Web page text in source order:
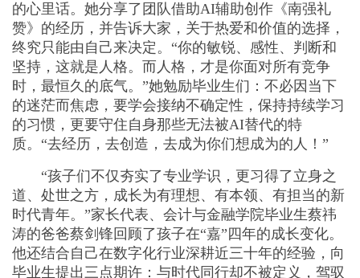
的心里话。她分享了团队借助AI辅助创作《南强礼
赞》的经历，并告诉大家，关于热爱和价值的选择，
终究只能由自己来决定。“你的敏锐、感性、判断和
坚持，这就是人格。而人格，才是你面对所有竞争
时，最恒久的底气。”她勉励毕业生们：不必因当下
的迷茫而焦虑，要学会接纳不确定性，保持持续学习
的习惯，更要守住自身那些无法被AI替代的特
质。“去经历，去创造，去成为你们想成为的人！”
“孩子们不仅夯实了专业学识，更习得了立身之
道、处世之方，成长为有理想、有本领、有担当的新
时代青年。”家长代表、会计与金融学院毕业生蔡祎
涛的爸爸蔡剑锋回顾了孩子在“嘉”四年的成长变化。
他还结合自己在数字化行业深耕近三十年的经验，向
毕业生提出三点期许：与时代同行却不被定义，驾驭